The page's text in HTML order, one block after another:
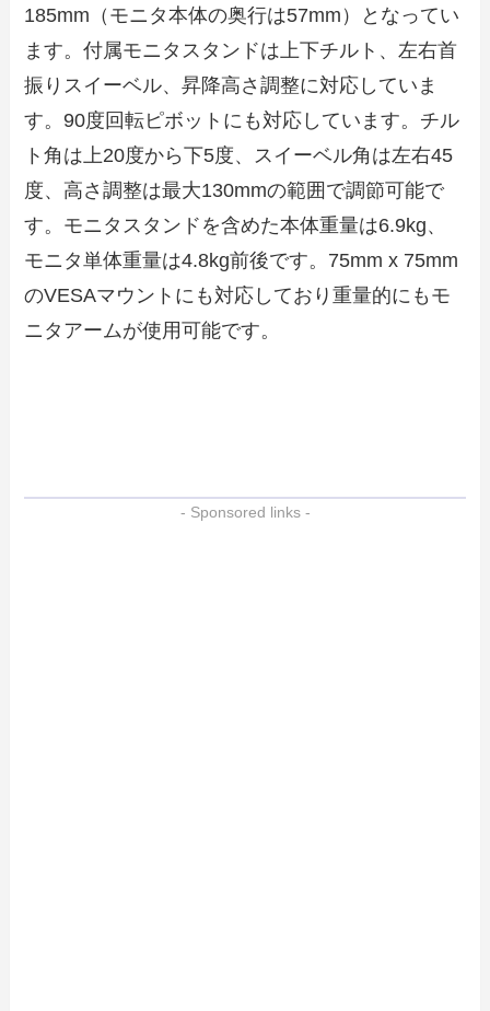
185mm（モニタ本体の奥行は57mm）となってい
ます。付属モニタスタンドは上下チルト、左右首
振りスイーベル、昇降高さ調整に対応していま
す。90度回転ピボットにも対応しています。チル
ト角は上20度から下5度、スイーベル角は左右45
度、高さ調整は最大130mmの範囲で調節可能で
す。モニタスタンドを含めた本体重量は6.9kg、
モニタ単体重量は4.8kg前後です。75mm x 75mm
のVESAマウントにも対応しており重量的にもモ
ニタアームが使用可能です。
- Sponsored links -